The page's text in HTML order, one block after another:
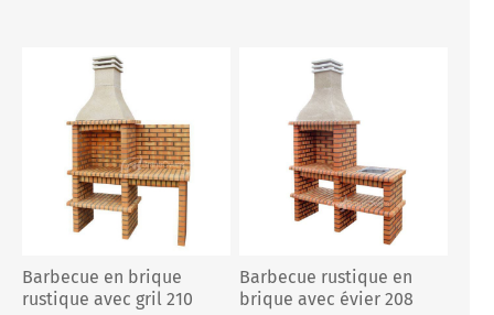
Barbecue en brique
rustique avec gril 210
Barbecue rustique en
brique avec évier 208